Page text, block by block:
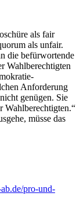
als fair
als unfair.
die befürwortende
Wahlberechtigten
Anforderung
genügen. Sie
Wahlberechtigten.“
müsse das
pro-und-